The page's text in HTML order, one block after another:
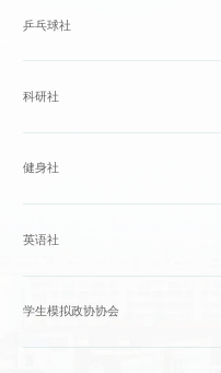
乒乓球社
科研社
健身社
英语社
学生模拟政协协会